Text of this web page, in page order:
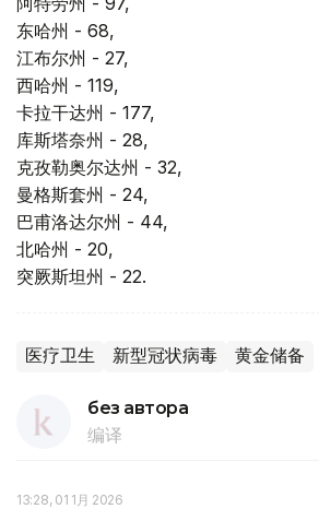
东哈州 - 68,
江布尔州 - 27,
西哈州 - 119,
卡拉干达州 - 177,
库斯塔奈州 - 28,
克孜勒奥尔达州 - 32,
曼格斯套州 - 24,
巴甫洛达尔州 - 44,
北哈州 - 20,
突厥斯坦州 - 22.
医疗卫生 新型冠状病毒 黄金储备
без автора
编译
13:28, 01 1月 2026